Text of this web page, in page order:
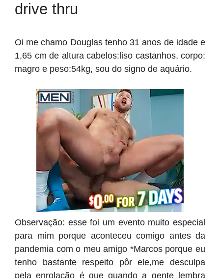
drive thru
Oi me chamo Douglas tenho 31 anos de idade e
1,65 cm de altura cabelos:liso castanhos, corpo:
magro e peso:54kg, sou do signo de aquário.
Observação: esse foi um evento muito especial
para mim porque aconteceu comigo antes da
pandemia com o meu amigo *Marcos porque eu
tenho bastante respeito pôr ele,me desculpa
pela enrolação é que quando a gente lembra